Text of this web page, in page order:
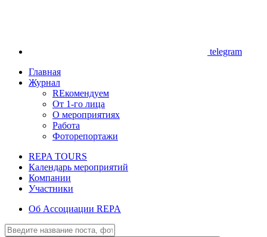
telegram
Главная
Журнал
REкомендуем
От 1-го лица
О мероприятиях
Работа
Фоторепортажи
REPA TOURS
Календарь мероприятий
Компании
Участники
Об Ассоциации REPA